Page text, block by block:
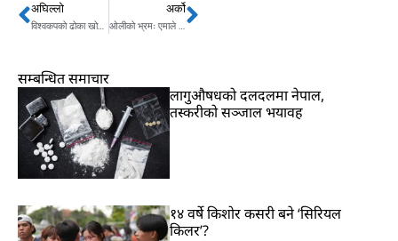
Prev
अघिल्लो
विश्वकपको ढोका खोल्दै नेपाल, विश्वभरबाट प्रशंसा
अर्कोNext
सम्बन्धित समाचार
लागुऔषधको दलदलमा नेपाल,
तस्करीको सञ्जाल भयावह
१४ वर्षे किशोर कसरी बने ‘सिरियल
किलर’?